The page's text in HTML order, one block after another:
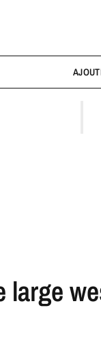
large